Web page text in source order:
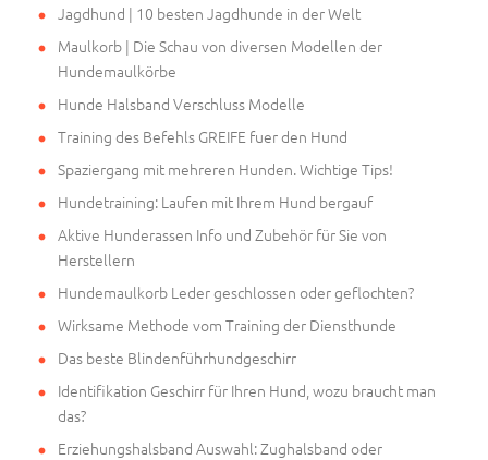
Jagdhund | 10 besten Jagdhunde in der Welt
Maulkorb | Die Schau von diversen Modellen der
Hundemaulkörbe
Hunde Halsband Verschluss Modelle
Training des Befehls GREIFE fuer den Hund
Spaziergang mit mehreren Hunden. Wichtige Tips!
Hundetraining: Laufen mit Ihrem Hund bergauf
Aktive Hunderassen Info und Zubehör für Sie von
Herstellern
Hundemaulkorb Leder geschlossen oder geflochten?
Wirksame Methode vom Training der Diensthunde
Das beste Blindenführhundgeschirr
Identifikation Geschirr für Ihren Hund, wozu braucht man
das?
Erziehungshalsband Auswahl: Zughalsband oder